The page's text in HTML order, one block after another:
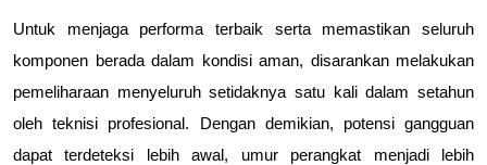
Untuk menjaga performa terbaik serta memastikan seluruh
komponen berada dalam kondisi aman, disarankan melakukan
pemeliharaan menyeluruh setidaknya satu kali dalam setahun
oleh teknisi profesional. Dengan demikian, potensi gangguan
dapat terdeteksi lebih awal, umur perangkat menjadi lebih